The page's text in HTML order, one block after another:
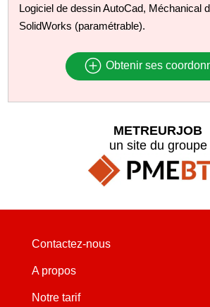
Logiciel de dessin AutoCad, Méchanical
SolidWorks (paramétrable).
Obtenir ses
METREURJOB
un site du groupe
Contactez-nous
A propos
Notre tarif